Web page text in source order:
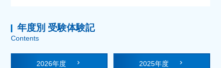
年度別 受験体験記
Contents
2026年度 2025年度